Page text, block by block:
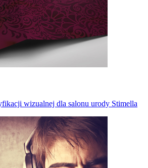
wizualnej dla salonu urody Stimella